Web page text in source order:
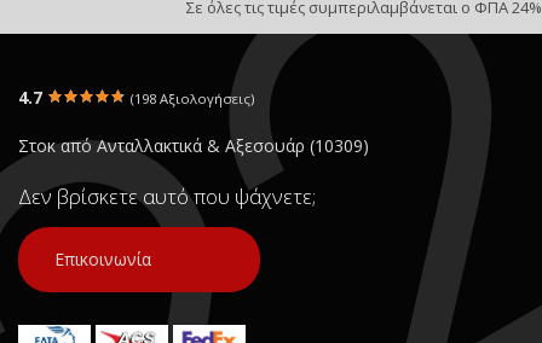
Σε όλες τις τιμές συμπεριλαμβάνεται ο ΦΠΑ 24%
4.7 (198 Αξιολογήσεις)
Στοκ από Ανταλλακτικά & Αξεσουάρ (10309)
Δεν βρίσκετε αυτό που ψάχνετε;
Επικοινωνία